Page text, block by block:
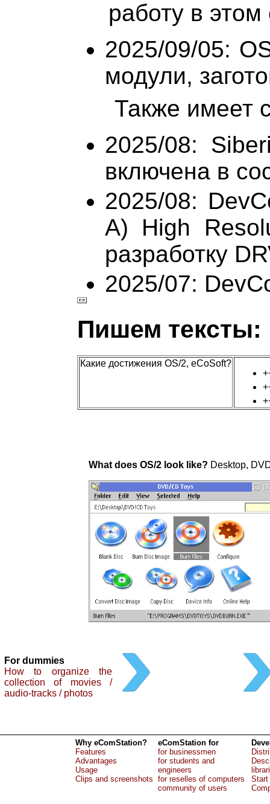
работу в
2025/09/05:
модули,
Также имеет
2025/08:
включена в
2025/08:
A) High
разработку
2025/07:
Пишем тексты:
Какие достижения OS/2, eCoSoft?
What does OS/2 look like? Desktop,
For dummies
How to organize the
collection of movies /
audio-tracks / photos
Why eComStation?
Features
Advantages
Usage
Clips and screenshots
eComStation for
for businessmen
for students and
engineers
for reselles of computers
community of users
Start